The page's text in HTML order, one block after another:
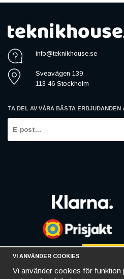
info@teknikhouse.se
Sveavägen 139
113 46 Stockholm
TA DEL AV VÅRA BÄSTA ERBJUDANDEN
VI ANVÄNDER COOKIES
Vi använder cookies för funktion